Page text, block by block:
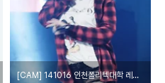
[CAM] 141016 인천폴리텍대학 레인보우 by epoxy